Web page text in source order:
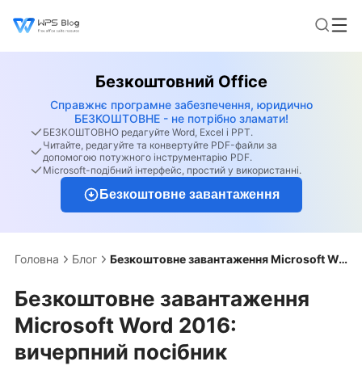
Безкоштовний Office
Справжнє програмне забезпечення, юридично
БЕЗКОШТОВНЕ - не потрібно зламати!
БЕЗКОШТОВНО редагуйте Word, Excel і PPT.
Читайте, редагуйте та конвертуйте PDF-файли за
допомогою потужного інструментарію PDF.
Microsoft-подібний інтерфейс, простий у використанні.
Безкоштовне завантаження
Головна Блог Безкоштовне завантаження Microsoft Word 2016: вичерпний посібник
Безкоштовне завантаження
Microsoft Word 2016:
вичерпний посібник